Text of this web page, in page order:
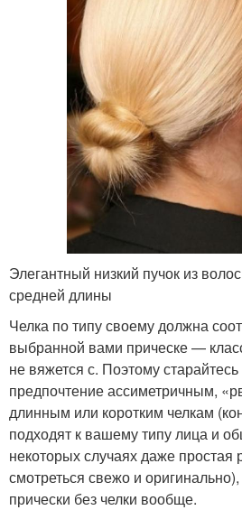
Элегантный низкий пучок из
средней длины
Челка по типу своему должна
выбранной вами прическе —
не вяжется с. Поэтому старайтесь
предпочтение ассиметричным,
длинным или коротким челкам
подходят к вашему типу лица и
некоторых случаях даже простая
смотреться свежо и
прически без челки вообще.